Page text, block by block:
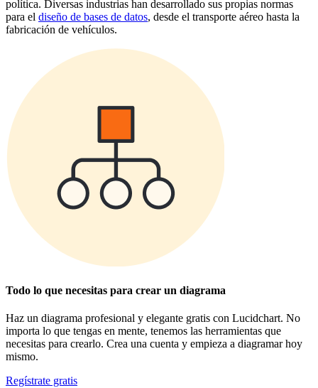
política. Diversas industrias han desarrollado sus propias normas
para el diseño de bases de datos, desde el transporte aéreo hasta la
fabricación de vehículos.
Todo lo que necesitas para crear un diagrama
Haz un diagrama profesional y elegante gratis con Lucidchart. No
importa lo que tengas en mente, tenemos las herramientas que
necesitas para crearlo. Crea una cuenta y empieza a diagramar hoy
mismo.
Regístrate gratis